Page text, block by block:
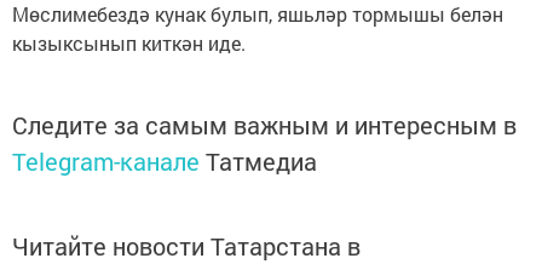
Мөслимебездә кунак булып, яшьләр тормышы белән
кызыксынып киткән иде.
Следите за самым важным и интересным в
Telegram-канале Татмедиа
Читайте новости Татарстана в